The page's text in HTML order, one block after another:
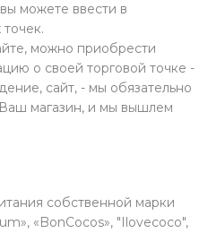
можете ввести в
можно приобрести
о своей торговой точке -
сайт, - мы обязательно
магазин, и мы вышлем
собственной марки
«BonCocos», "Ilovecoco",